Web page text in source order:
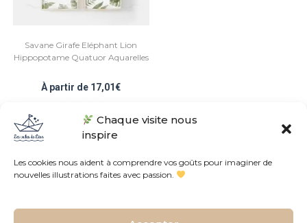
Chaque visite nous
inspire
Les cookies nous aident à comprendre vos goûts pour imaginer de
nouvelles illustrations faites avec passion.
Savane Girafe Eléphant Lion
Hippopotame Quatuor Aquarelles
À partir de 17,01€
5.00
sur 5
Conditions Générales de Vente
Politique de confidentialités